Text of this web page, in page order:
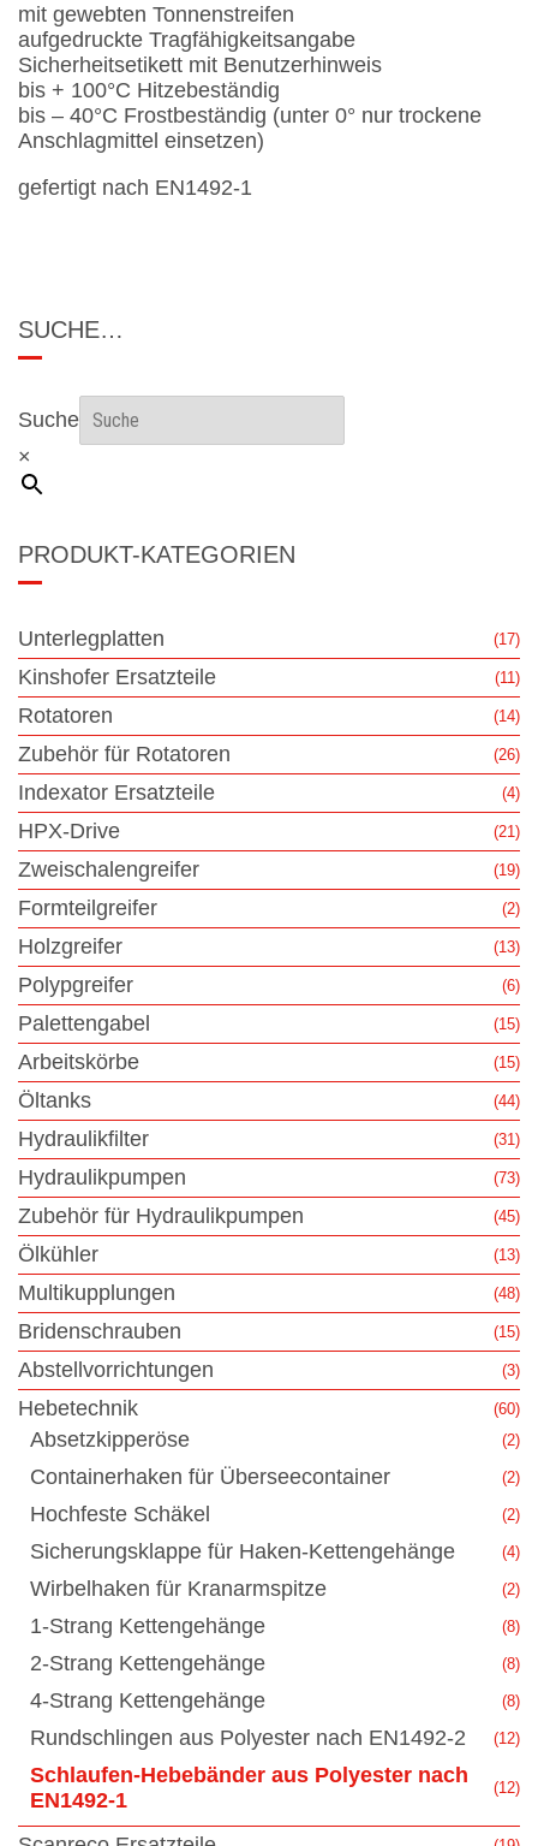
mit gewebten Tonnenstreifen
aufgedruckte Tragfähigkeitsangabe
Sicherheitsetikett mit Benutzerhinweis
bis + 100°C Hitzebeständig
bis – 40°C Frostbeständig (unter 0° nur trockene
Anschlagmittel einsetzen)
gefertigt nach EN1492-1
SUCHE…
Suche
×
PRODUKT-KATEGORIEN
Unterlegplatten (17)
Kinshofer Ersatzteile (11)
Rotatoren (14)
Zubehör für Rotatoren (26)
Indexator Ersatzteile (4)
HPX-Drive (21)
Zweischalengreifer (19)
Formteilgreifer (2)
Holzgreifer (13)
Polypgreifer (6)
Palettengabel (15)
Arbeitskörbe (15)
Öltanks (44)
Hydraulikfilter (31)
Hydraulikpumpen (73)
Zubehör für Hydraulikpumpen (45)
Ölkühler (13)
Multikupplungen (48)
Bridenschrauben (15)
Abstellvorrichtungen (3)
Hebetechnik (60)
Absetzkipperöse (2)
Containerhaken für Überseecontainer (2)
Hochfeste Schäkel (2)
Sicherungsklappe für Haken-Kettengehänge (4)
Wirbelhaken für Kranarmspitze (2)
1-Strang Kettengehänge (8)
2-Strang Kettengehänge (8)
4-Strang Kettengehänge (8)
Rundschlingen aus Polyester nach EN1492-2 (12)
Schlaufen-Hebebänder aus Polyester nach
EN1492-1
(12)